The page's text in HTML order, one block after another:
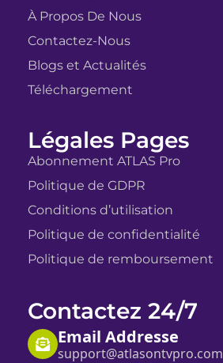
À Propos De Nous
Contactez-Nous
Blogs et Actualités
Téléchargement
Légales Pages
Abonnement ATLAS Pro
Politique de GDPR
Conditions d’utilisation
Politique de confidentialité
Politique de remboursement
Contactez 24/7
Email Addresse
support@atlasontvpro.com